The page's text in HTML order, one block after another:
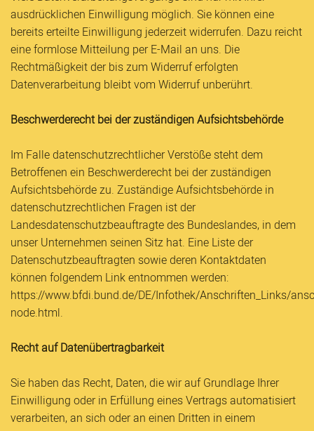
ausdrücklichen Einwilligung möglich. Sie können eine
bereits erteilte Einwilligung jederzeit widerrufen. Dazu reicht
eine formlose Mitteilung per E-Mail an uns. Die
Rechtmäßigkeit der bis zum Widerruf erfolgten
Datenverarbeitung bleibt vom Widerruf unberührt.
Beschwerderecht bei der zuständigen Aufsichtsbehörde
Im Falle datenschutzrechtlicher Verstöße steht dem
Betroffenen ein Beschwerderecht bei der zuständigen
Aufsichtsbehörde zu. Zuständige Aufsichtsbehörde in
datenschutzrechtlichen Fragen ist der
Landesdatenschutzbeauftragte des Bundeslandes, in dem
unser Unternehmen seinen Sitz hat. Eine Liste der
Datenschutzbeauftragten sowie deren Kontaktdaten
können folgendem Link entnommen werden:
https://www.bfdi.bund.de/DE/Infothek/Anschriften_Links/
node.html.
Recht auf Datenübertragbarkeit
Sie haben das Recht, Daten, die wir auf Grundlage Ihrer
Einwilligung oder in Erfüllung eines Vertrags automatisiert
verarbeiten, an sich oder an einen Dritten in einem